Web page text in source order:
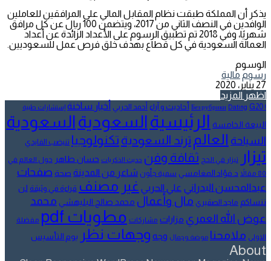
يذكر أن المملكة طبقت نظام المقابل المالي على المرافقين للعاملين
الوافدين في النصف الثاني من 2017، ويتضمن 100 ريال عن كل مرافق
شهريًا، وفي 2018 تم تطبيق الرسوم على الأعداد الزائدة عن أعداد
العمالة السعودية في كل قطاع بهدف خلق فرص عمل للسعوديين.
الوسوم
رسوم مالية
27 يناير، 2020
اظهر المزيد
! Без рубрики
Dating G20 أحاديث و آراء أحمد الحربي أخبار ساخنة إستشارات طبية
البيعة الخامسة الرئيسيةالسعوديةالسعودية
السياحة العالم ترند السعودية تكنولوجيا تنيضب الفايدي
تيزار تيزار في الحج ثقافة وفن حديث الذكريات حسان طاهر حول العالم في
80 مقالاً
د.فؤاد المغامسي سمية جلّون شاعر من المدينة صحة صفحات
عبدالمحسن البدراني علي الحربي غير مصنف قراءة في وثيقة لن
ننساكم ماجد الصقيري مال وأعمال محمد صالح البليهشي محمد
عوض الله العمري مزارات مشاركات مطويات pdf مفضلة
الاولى ملامحنا موضة وجمال وجه وجهات نظر يوم التأسيس
About